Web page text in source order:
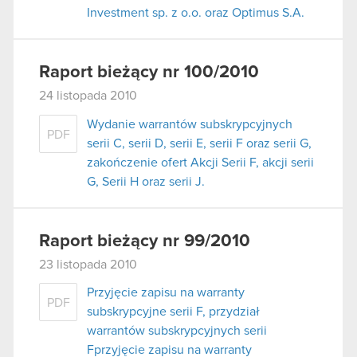
Investment sp. z o.o. oraz Optimus S.A.
Raport bieżący nr 100/2010
24 listopada 2010
PDF
Wydanie warrantów subskrypcyjnych
serii C, serii D, serii E, serii F oraz serii G,
zakończenie ofert Akcji Serii F, akcji serii
G, Serii H oraz serii J.
Raport bieżący nr 99/2010
23 listopada 2010
PDF
Przyjęcie zapisu na warranty
subskrypcyjne serii F, przydział
warrantów subskrypcyjnych serii
Fprzyjęcie zapisu na warranty